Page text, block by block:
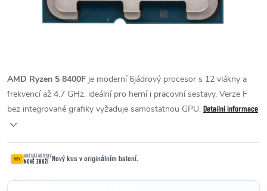
AMD Ryzen 5 8400F je moderní 6jádrový procesor s 12 vlákny a
frekvencí až 4.7 GHz, ideální pro herní i pracovní sestavy. Verze F
bez integrované grafiky vyžaduje samostatnou GPU. Detailní informace
NOV AKTUÁLNÍ STAV
NOVÉ ZBOŽÍ Nový kus v originálním balení.